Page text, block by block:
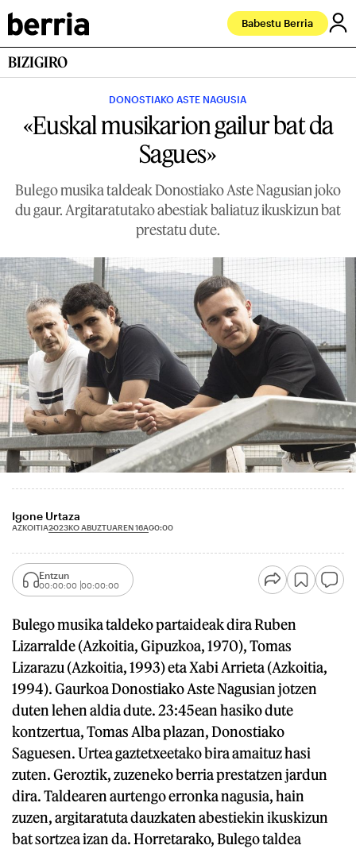
Babestu Berria
BIZIGIRO
DONOSTIAKO ASTE NAGUSIA
«Euskal musikarion gailur bat da
Sagues»
Bulego musika taldeak Donostiako Aste Nagusian joko
du gaur. Argitaratutako abestiak baliatuz ikuskizun bat
prestatu dute.
Igone Urtaza
AZKOITIA2023KO ABUZTUAREN 16A00:00
Entzun
00:00:00 00:00:00
Bulego musika taldeko partaideak dira Ruben
Lizarralde (Azkoitia, Gipuzkoa, 1970), Tomas
Lizarazu (Azkoitia, 1993) eta Xabi Arrieta (Azkoitia,
1994). Gaurkoa Donostiako Aste Nagusian jotzen
duten lehen aldia dute. 23:45ean hasiko dute
kontzertua, Tomas Alba plazan, Donostiako
Saguesen. Urtea gaztetxeetako bira amaituz hasi
zuten. Geroztik, zuzeneko berria prestatzen jardun
dira. Taldearen aurtengo erronka nagusia, hain
zuzen, argitaratuta dauzkaten abestiekin ikuskizun
bat sortzea izan da. Horretarako, Bulego taldea